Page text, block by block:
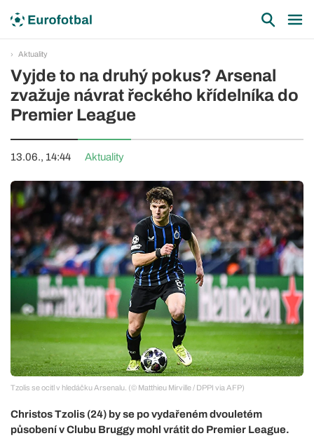
Aktuality
Vyjde to na druhý pokus? Arsenal
zvažuje návrat řeckého křídelníka do
Premier League
13.06., 14:44 Aktuality
Tzolis se ocitl v hledáčku Arsenalu. (© Matthieu Mirville / DPPI via AFP)
Christos Tzolis (24) by se po vydařeném dvouletém
působení v Clubu Bruggy mohl vrátit do Premier League.